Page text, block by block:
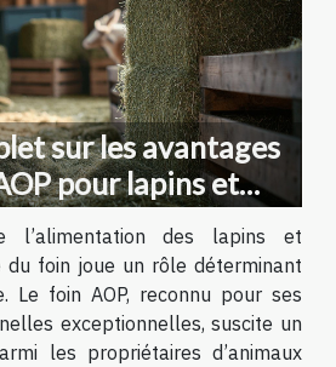
sur les avantages
pour lapins et
rongeurs
l’alimentation des lapins et
du foin joue un rôle déterminant
Le foin AOP, reconnu pour ses
exceptionnelles, suscite un
les propriétaires d’animaux